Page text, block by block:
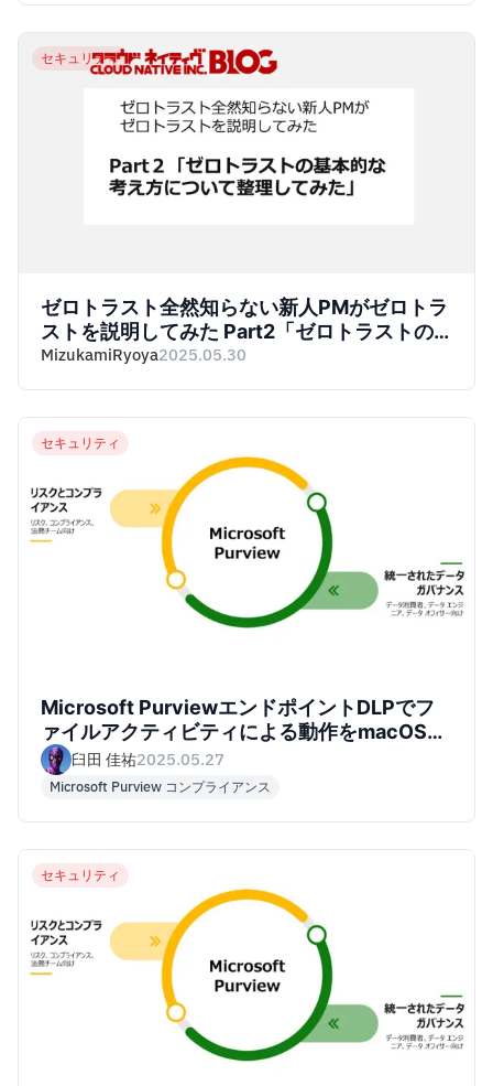
セキュリティ
ゼロトラスト全然知らない新人PMがゼロトラ
ストを説明してみた Part2「ゼロトラストの
基本的な考え方について整理してみた」
MizukamiRyoya2025.05.30
セキュリティ
Microsoft PurviewエンドポイントDLPでフ
ァイルアクティビティによる動作をmacOS上
で確認してみた
臼田 佳祐2025.05.27
Microsoft Purview コンプライアンス
セキュリティ